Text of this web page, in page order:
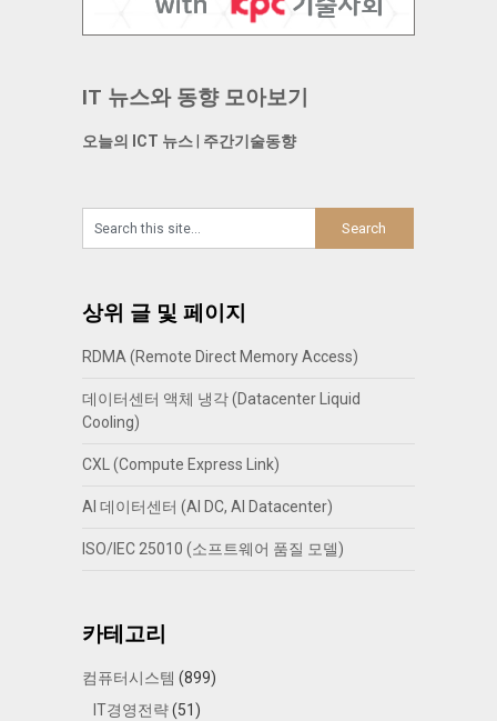
IT 뉴스와 동향 모아보기
오늘의 ICT 뉴스| 주간기술동향
상위 글 및 페이지
RDMA (Remote Direct Memory Access)
데이터센터 액체 냉각 (Datacenter Liquid
Cooling)
CXL (Compute Express Link)
AI 데이터센터 (AI DC, AI Datacenter)
ISO/IEC 25010 (소프트웨어 품질 모델)
카테고리
컴퓨터시스템 (899)
IT경영전략(51)